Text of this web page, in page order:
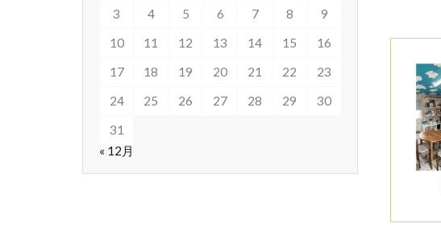
3
4 5 6 7 8
9
10
11 12 13 14 15
16
17
18 19 20 21 22
23
24
25 26 27 28 29
30
31
« 12月